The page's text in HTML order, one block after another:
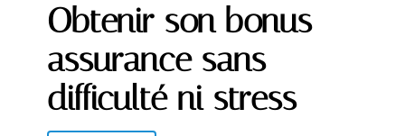
Obtenir son bonus
assurance sans
difficulté ni stress